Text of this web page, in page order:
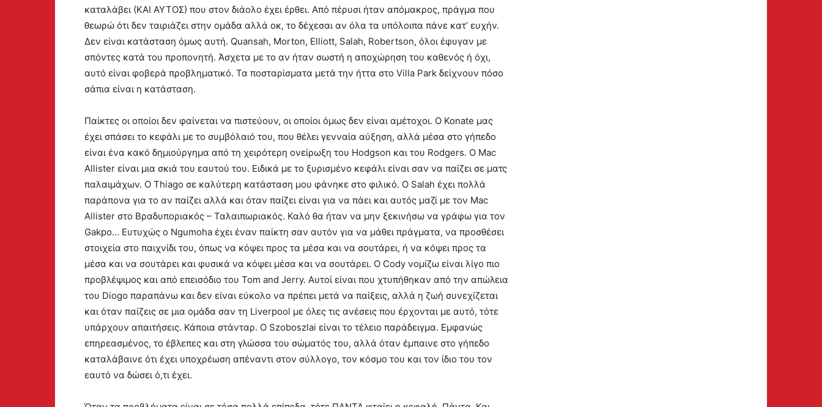
καταλάβει (ΚΑΙ ΑΥΤΟΣ) που στον διάολο έχει έρθει. Από πέρυσι ήταν απόμακρος, πράγμα που
θεωρώ ότι δεν ταιριάζει στην ομάδα αλλά οκ, το δέχεσαι αν όλα τα υπόλοιπα πάνε κατ’ ευχήν.
Δεν είναι κατάσταση όμως αυτή. Quansah, Morton, Elliott, Salah, Robertson, όλοι έφυγαν με
σπόντες κατά του προπονητή. Άσχετα με το αν ήταν σωστή η αποχώρηση του καθενός ή όχι,
αυτό είναι φοβερά προβληματικό. Τα ποσταρίσματα μετά την ήττα στο Villa Park δείχνουν πόσο
σάπια είναι η κατάσταση.
Παίκτες οι οποίοι δεν φαίνεται να πιστεύουν, οι οποίοι όμως δεν είναι αμέτοχοι. Ο Konate μας
έχει σπάσει το κεφάλι με το συμβόλαιό του, που θέλει γενναία αύξηση, αλλά μέσα στο γήπεδο
είναι ένα κακό δημιούργημα από τη χειρότερη ονείρωξη του Hodgson και του Rodgers. Ο Mac
Allister είναι μια σκιά του εαυτού του. Ειδικά με το ξυρισμένο κεφάλι είναι σαν να παίζει σε ματς
παλαιμάχων. Ο Thiago σε καλύτερη κατάσταση μου φάνηκε στο φιλικό. Ο Salah έχει πολλά
παράπονα για το αν παίζει αλλά και όταν παίζει είναι για να πάει και αυτός μαζί με τον Mac
Allister στο Βραδυποριακός – Ταλαιπωριακός. Καλό θα ήταν να μην ξεκινήσω να γράφω για τον
Gakpo… Ευτυχώς ο Ngumoha έχει έναν παίκτη σαν αυτόν για να μάθει πράγματα, να προσθέσει
στοιχεία στο παιχνίδι του, όπως να κόψει προς τα μέσα και να σουτάρει, ή να κόψει προς τα
μέσα και να σουτάρει και φυσικά να κόψει μέσα και να σουτάρει. Ο Cody νομίζω είναι λίγο πιο
προβλέψιμος και από επεισόδιο του Tom and Jerry. Αυτοί είναι που χτυπήθηκαν από την απώλεια
του Diogo παραπάνω και δεν είναι εύκολο να πρέπει μετά να παίξεις, αλλά η ζωή συνεχίζεται
και όταν παίζεις σε μια ομάδα σαν τη Liverpool με όλες τις ανέσεις που έρχονται με αυτό, τότε
υπάρχουν απαιτήσεις. Κάποια στάνταρ. Ο Szoboszlai είναι το τέλειο παράδειγμα. Εμφανώς
επηρεασμένος, το έβλεπες και στη γλώσσα του σώματός του, αλλά όταν έμπαινε στο γήπεδο
καταλάβαινε ότι έχει υποχρέωση απέναντι στον σύλλογο, τον κόσμο του και τον ίδιο του τον
εαυτό να δώσει ό,τι έχει.